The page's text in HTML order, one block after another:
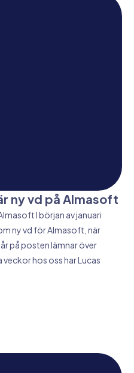
ny vd på Almasoft
I början av januari
ny vd för Almasoft, när
på posten lämnar över
hos oss har Lucas